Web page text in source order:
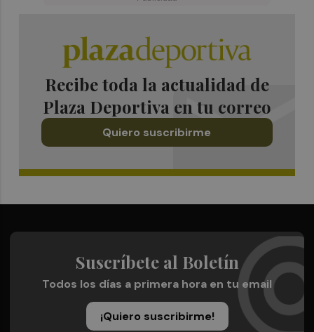
Recibe toda la actualidad de
Plaza Deportiva en tu correo
Quiero suscribirme
Suscríbete al Boletín
Todos los días a primera hora en tu email
¡Quiero suscribirme!